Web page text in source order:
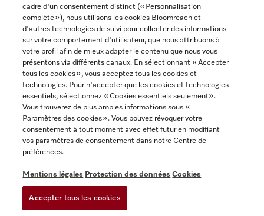
Informations légales
CGV
Conditions d’utilisation
Déclaration d'accessibilité
Digital Services Act
Miele sur Instagram
Miele sur Youtube
cadre d'un consentement distinct (« Personnalisation
complète »), nous utilisons les cookies Bloomreach et
d'autres technologies de suivi pour collecter des informations
sur votre comportement d'utilisateur, que nous attribuons à
votre profil afin de mieux adapter le contenu que nous vous
présentons via différents canaux. En sélectionnant « Accepter
tous les cookies », vous acceptez tous les cookies et
technologies. Pour n'accepter que les cookies et technologies
essentiels, sélectionnez « Cookies essentiels seulement».
Vous trouverez de plus amples informations sous «
Paramètres des cookies ». Vous pouvez révoquer votre
consentement à tout moment avec effet futur en modifiant
vos paramètres de consentement dans notre Centre de
préférences.
Mentions légales Protection des données Cookies
Accepter tous les cookies